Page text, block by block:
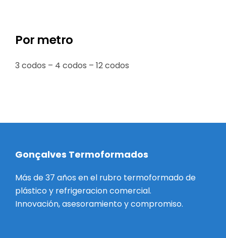
Por metro
3 codos – 4 codos – 12 codos
Gonçalves Termoformados
Más de 37 años en el rubro termoformado de
plástico y refrigeracion comercial.
Innovación, asesoramiento y compromiso.